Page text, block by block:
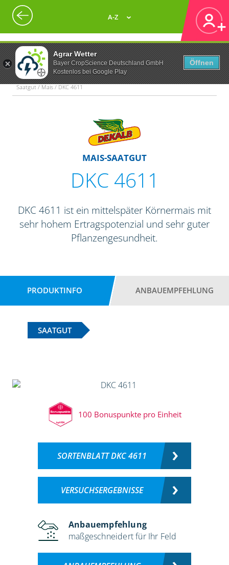
Agrar Wetter
Bayer CropScience Deutschland GmbH
Kostenlos bei Google Play
Öffnen
A-Z
Saatgut / Mais / DKC 4611
MAIS-SAATGUT
DKC 4611
DKC 4611 ist ein mittelspäter Körnermais mit
sehr hohem Ertragspotenzial und sehr guter
Pflanzengesundheit.
PRODUKTINFO ANBAUEMPFEHLUNG
SAATGUT
100 Bonuspunkte pro Einheit
SORTENBLATT DKC 4611
VERSUCHSERGEBNISSE
Anbauempfehlung
maßgeschneidert für Ihr Feld